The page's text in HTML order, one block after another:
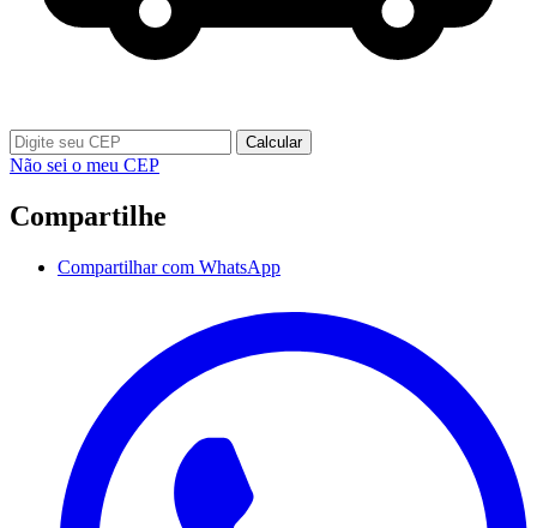
Calcular
Não sei o meu CEP
Compartilhe
Compartilhar com WhatsApp